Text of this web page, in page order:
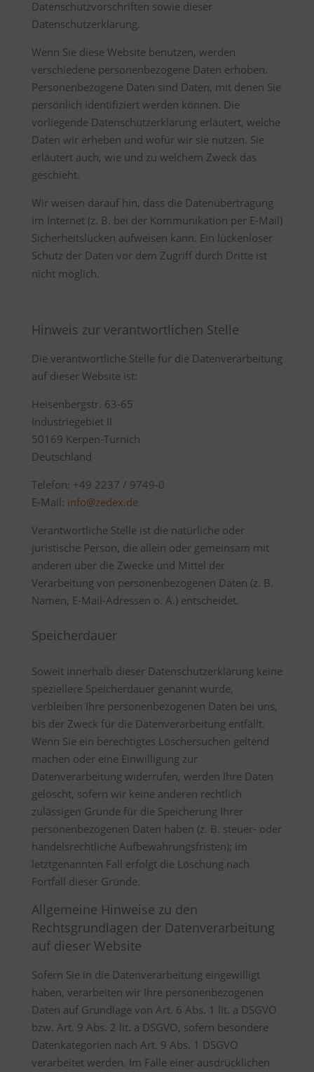
Datenschutzvorschriften sowie dieser
Datenschutzerklärung.
Wenn Sie diese Website benutzen, werden
verschiedene personenbezogene Daten erhoben.
Personenbezogene Daten sind Daten, mit denen Sie
persönlich identifiziert werden können. Die
vorliegende Datenschutzerklärung erläutert, welche
Daten wir erheben und wofür wir sie nutzen. Sie
erläutert auch, wie und zu welchem Zweck das
geschieht.
Wir weisen darauf hin, dass die Datenübertragung
im Internet (z. B. bei der Kommunikation per E-Mail)
Sicherheitslücken aufweisen kann. Ein lückenloser
Schutz der Daten vor dem Zugriff durch Dritte ist
nicht möglich.
Hinweis zur verantwortlichen Stelle
Die verantwortliche Stelle für die Datenverarbeitung
auf dieser Website ist:
Heisenbergstr. 63-65
Industriegebiet II
50169 Kerpen-Türnich
Deutschland
Telefon: +49 2237 / 9749-0
E-Mail: info@zedex.de
Verantwortliche Stelle ist die natürliche oder
juristische Person, die allein oder gemeinsam mit
anderen über die Zwecke und Mittel der
Verarbeitung von personenbezogenen Daten (z. B.
Namen, E-Mail-Adressen o. Ä.) entscheidet.
Speicherdauer
Soweit innerhalb dieser Datenschutzerklärung keine
speziellere Speicherdauer genannt wurde,
verbleiben Ihre personenbezogenen Daten bei uns,
bis der Zweck für die Datenverarbeitung entfällt.
Wenn Sie ein berechtigtes Löschersuchen geltend
machen oder eine Einwilligung zur
Datenverarbeitung widerrufen, werden Ihre Daten
gelöscht, sofern wir keine anderen rechtlich
zulässigen Gründe für die Speicherung Ihrer
personenbezogenen Daten haben (z. B. steuer- oder
handelsrechtliche Aufbewahrungsfristen); im
letztgenannten Fall erfolgt die Löschung nach
Fortfall dieser Gründe.
Allgemeine Hinweise zu den
Rechtsgrundlagen der Datenverarbeitung
auf dieser Website
Sofern Sie in die Datenverarbeitung eingewilligt
haben, verarbeiten wir Ihre personenbezogenen
Daten auf Grundlage von Art. 6 Abs. 1 lit. a DSGVO
bzw. Art. 9 Abs. 2 lit. a DSGVO, sofern besondere
Datenkategorien nach Art. 9 Abs. 1 DSGVO
verarbeitet werden. Im Falle einer ausdrücklichen